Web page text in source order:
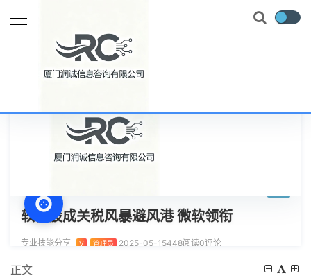
当前位置： 首页 知识百科
正文